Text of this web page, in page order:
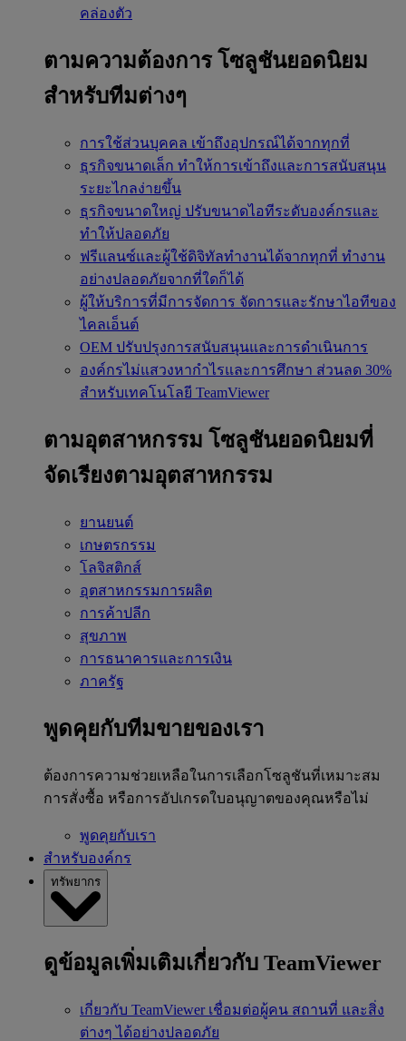
คล่องตัว
ตามความต้องการ โซลูชันยอดนิยม
สำหรับทีมต่างๆ
การใช้ส่วนบุคคล เข้าถึงอุปกรณ์ได้จากทุกที่
ธุรกิจขนาดเล็ก ทำให้การเข้าถึงและการสนับสนุน
ระยะไกลง่ายขึ้น
ธุรกิจขนาดใหญ่ ปรับขนาดไอทีระดับองค์กรและ
ทำให้ปลอดภัย
ฟรีแลนซ์และผู้ใช้ดิจิทัลทำงานได้จากทุกที่ ทำงาน
อย่างปลอดภัยจากที่ใดก็ได้
ผู้ให้บริการที่มีการจัดการ จัดการและรักษาไอทีของ
ไคลเอ็นต์
OEM ปรับปรุงการสนับสนุนและการดำเนินการ
องค์กรไม่แสวงหากำไรและการศึกษา ส่วนลด 30%
สำหรับเทคโนโลยี TeamViewer
ตามอุตสาหกรรม โซลูชันยอดนิยมที่
จัดเรียงตามอุตสาหกรรม
ยานยนต์
เกษตรกรรม
โลจิสติกส์
อุตสาหกรรมการผลิต
การค้าปลีก
สุขภาพ
การธนาคารและการเงิน
ภาครัฐ
พูดคุยกับทีมขายของเรา
ต้องการความช่วยเหลือในการเลือกโซลูชันที่เหมาะสม
การสั่งซื้อ หรือการอัปเกรดใบอนุญาตของคุณหรือไม่
พูดคุยกับเรา
สำหรับองค์กร
ทรัพยากร
ดูข้อมูลเพิ่มเติมเกี่ยวกับ TeamViewer
เกี่ยวกับ TeamViewer เชื่อมต่อผู้คน สถานที่ และสิ่ง
ต่างๆ ได้อย่างปลอดภัย